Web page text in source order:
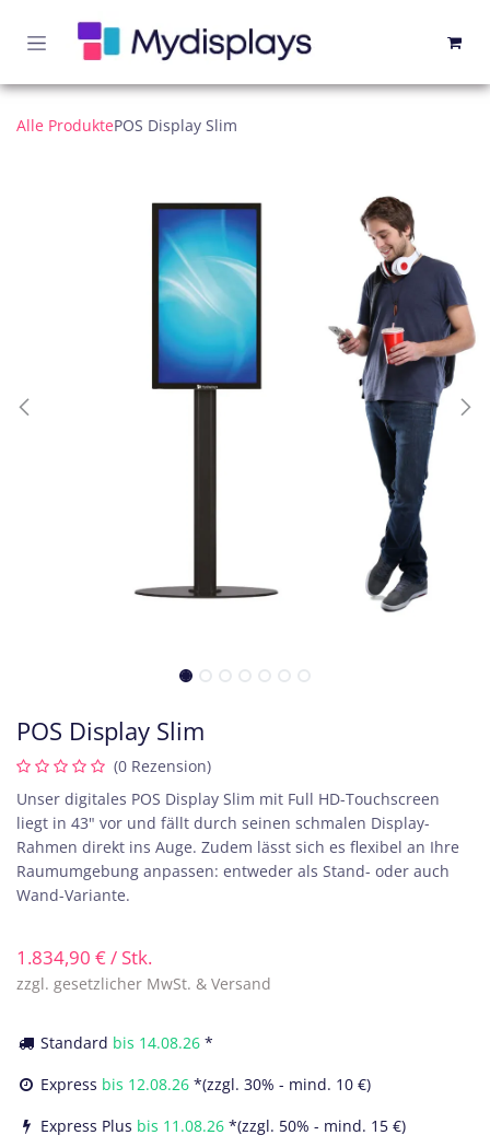
Alle ProduktePOS Display Slim
POS Display Slim
(0 Rezension)
Unser digitales POS Display Slim mit Full HD-Touchscreen
liegt in 43" vor und fällt durch seinen schmalen Display-
Rahmen direkt ins Auge. Zudem lässt sich es flexibel an Ihre
Raumumgebung anpassen: entweder als Stand- oder auch
Wand-Variante.
1.834,90 €/ Stk.
zzgl. gesetzlicher MwSt. & Versand
Standard bis 14.08.26 *
Express bis 12.08.26 *(zzgl. 30% - mind. 10 €)
Express Plus bis 11.08.26 *(zzgl. 50% - mind. 15 €)